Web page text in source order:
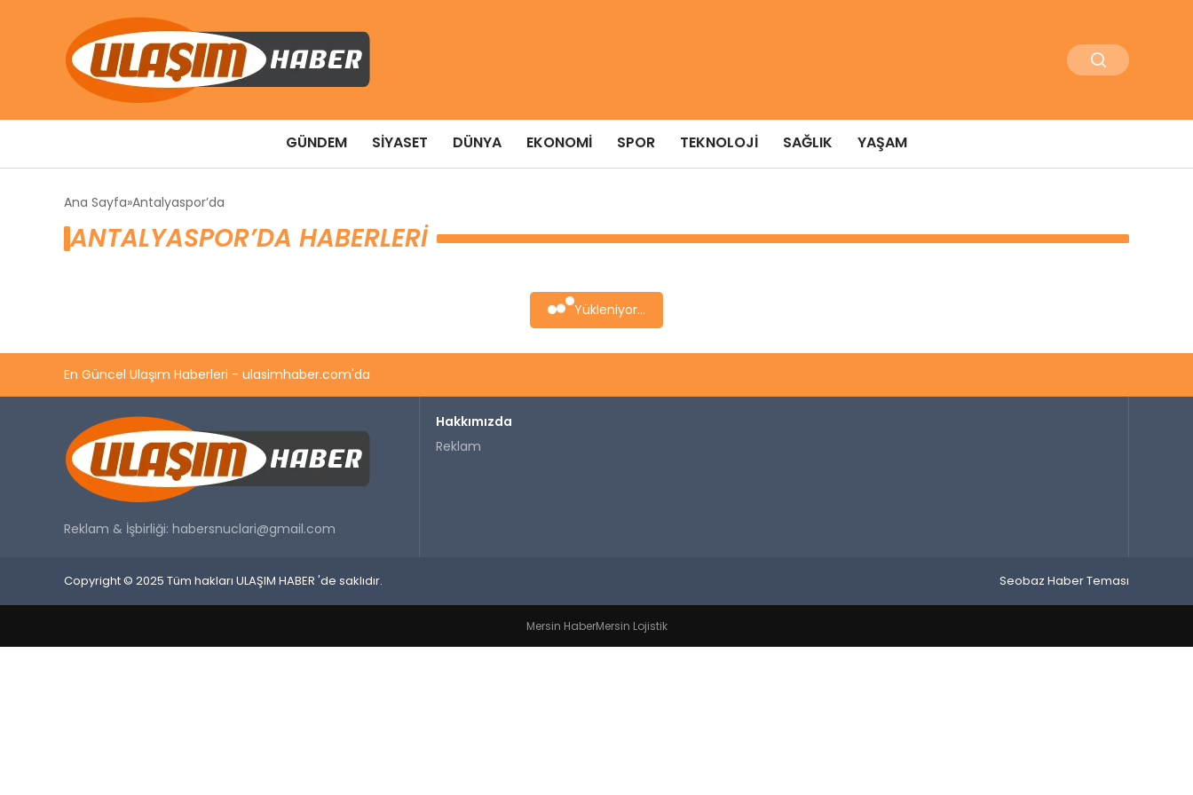
GÜNDEM SIYASET DÜNYA EKONOMI SPOR TEKNOLOJI SAĞLIK YAŞAM
Ana Sayfa Antalyaspor’da
ANTALYASPOR’DA HABERLERI
Yükleniyor...
En Güncel Ulaşım Haberleri - ulasimhaber.com'da
Reklam & İşbirliği: habersnuclari@gmail.com
Hakkımızda
Reklam
Copyright © 2025 Tüm hakları ULAŞIM HABER 'de saklıdır. Seobaz Haber Teması
Mersin HaberMersin Lojistik